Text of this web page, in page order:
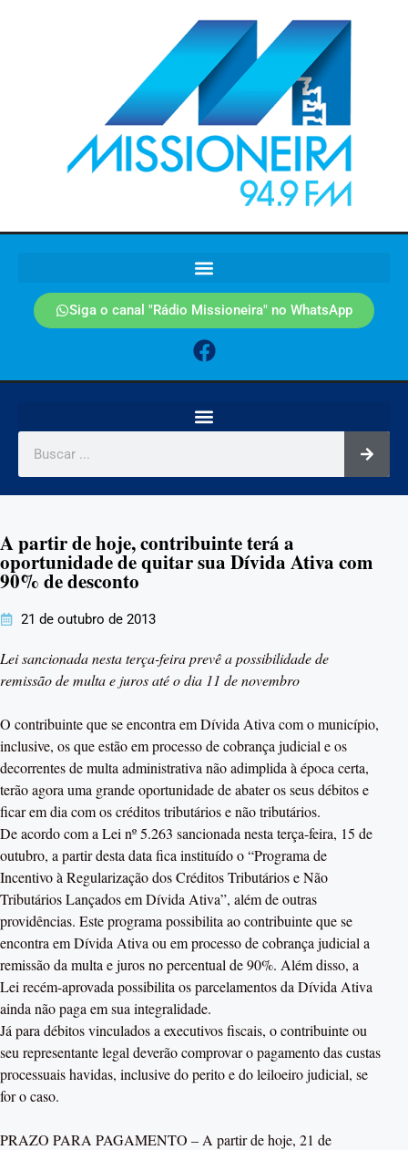
Siga o canal "Rádio Missioneira" no WhatsApp
A partir de hoje, contribuinte terá a
oportunidade de quitar sua Dívida Ativa com
90% de desconto
21 de outubro de 2013
Lei sancionada nesta terça-feira prevê a possibilidade de
remissão de multa e juros até o dia 11 de novembro
O contribuinte que se encontra em Dívida Ativa com o município,
inclusive, os que estão em processo de cobrança judicial e os
decorrentes de multa administrativa não adimplida à época certa,
terão agora uma grande oportunidade de abater os seus débitos e
ficar em dia com os créditos tributários e não tributários.
De acordo com a Lei nº 5.263 sancionada nesta terça-feira, 15 de
outubro, a partir desta data fica instituído o “Programa de
Incentivo à Regularização dos Créditos Tributários e Não
Tributários Lançados em Dívida Ativa”, além de outras
providências. Este programa possibilita ao contribuinte que se
encontra em Dívida Ativa ou em processo de cobrança judicial a
remissão da multa e juros no percentual de 90%. Além disso, a
Lei recém-aprovada possibilita os parcelamentos da Dívida Ativa
ainda não paga em sua integralidade.
Já para débitos vinculados a executivos fiscais, o contribuinte ou
seu representante legal deverão comprovar o pagamento das custas
processuais havidas, inclusive do perito e do leiloeiro judicial, se
for o caso.
PRAZO PARA PAGAMENTO – A partir de hoje, 21 de